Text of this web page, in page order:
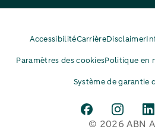
AccessibilitéCarrièreDisclaimer
Paramètres des cookiesPolitique en
Système de garantie
© 2026 ABN